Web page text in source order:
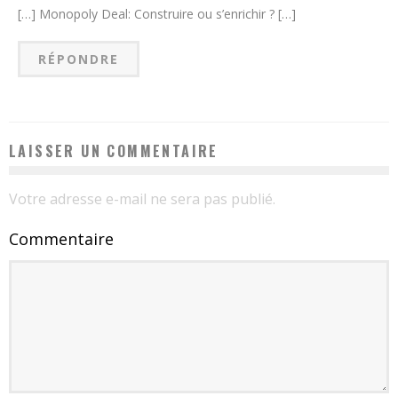
[…] Monopoly Deal: Construire ou s’enrichir ? […]
RÉPONDRE
LAISSER UN COMMENTAIRE
Votre adresse e-mail ne sera pas publié.
Commentaire